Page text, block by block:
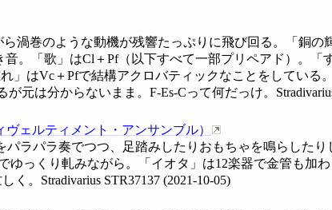
渦巻のような動機が残響たっぷりに飛び回る。「銅の
。「歌」はCl＋Pf（以下すべて一部プリペアド）。「
」はVc＋Pfで結構アクロバティックなことをしている
元は分からないまま。F-Es-Cって何だっけ。
ヴェルティメント・アンサンブル）
ラパラ奏でつつ、足踏みしたりおもちゃを鳴らしたり
っくり軋みながら。「イオタ」は12楽器で金管も加
く。Stradivarius STR37137 (2021-10-05)